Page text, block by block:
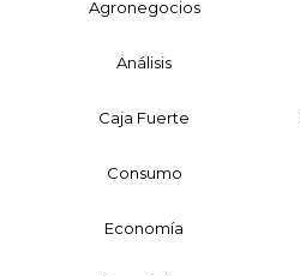
Agronegocios
Análisis
Caja Fuerte
Consumo
Economía